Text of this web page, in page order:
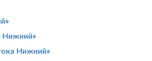
Нижний»
Нижний»